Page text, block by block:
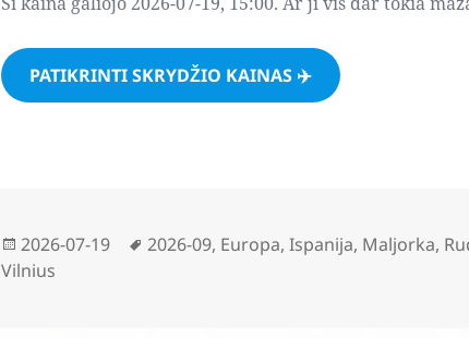
PATIKRINTI SKRYDŽIO KAINAS ✈️
Paskelbta
2026-07-19 Žymos
2026-09, Europa,Ispanija, Maljorka,
Vilnius